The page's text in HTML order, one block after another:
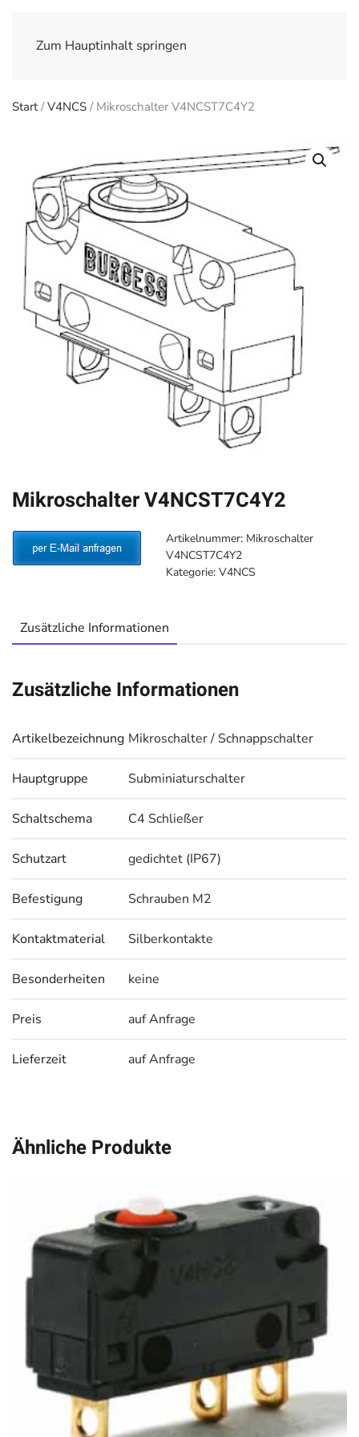
Zum Hauptinhalt springen
Start/V4NCS / Mikroschalter V4NCST7C4Y2
Mikroschalter V4NCST7C4Y2
Artikelnummer: Mikroschalter
V4NCST7C4Y2
Kategorie: V4NCS
Zusätzliche Informationen
Zusätzliche Informationen
Artikelbezeichnung Mikroschalter / Schnappschalter
Hauptgruppe Subminiaturschalter
Schaltschema C4 Schließer
Schutzart gedichtet (IP67)
Befestigung Schrauben M2
Kontaktmaterial Silberkontakte
Besonderheiten keine
Preis auf Anfrage
Lieferzeit auf Anfrage
Ähnliche Produkte